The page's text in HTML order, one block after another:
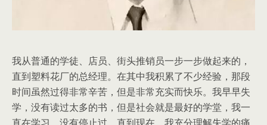
我从普通的学徒、店员、街头推销员一步一步做起来的，
直到塑料花厂的总经理。在其中我积累了不少经验，那段
时间虽然过得非常辛苦，但是非常充实而快乐。我早早失
学，没有读过太多的书，但是社会就是最好的学堂，我一